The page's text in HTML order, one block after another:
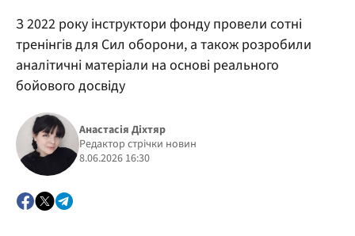
Політика
З 2022 року інструктори фонду провели сотні
тренінгів для Сил оборони, а також розробили
аналітичні матеріали на основі реального
бойового досвіду
Анастасія Діхтяр
Редактор стрічки новин
8.06.2026 16:30